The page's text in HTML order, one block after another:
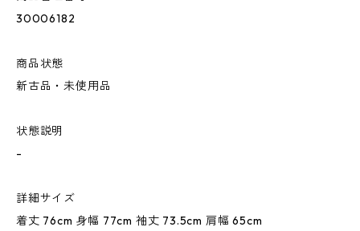
30006182
商品状態
新古品・未使用品
状態説明
-
詳細サイズ
着丈 76cm 身幅 77cm 袖丈 73.5cm 肩幅 65cm